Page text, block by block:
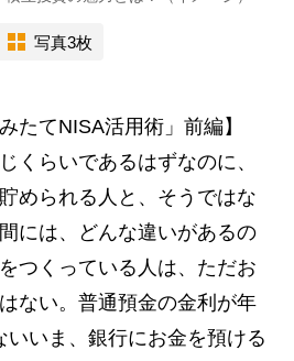
写真3枚
たてNISA活用術」前編】
くらいであるはずなのに、
められる人と、そうではな
には、どんな違いがあるの
つくっている人は、ただお
ない。普通預金の金利が年
いま、銀行にお金を預ける